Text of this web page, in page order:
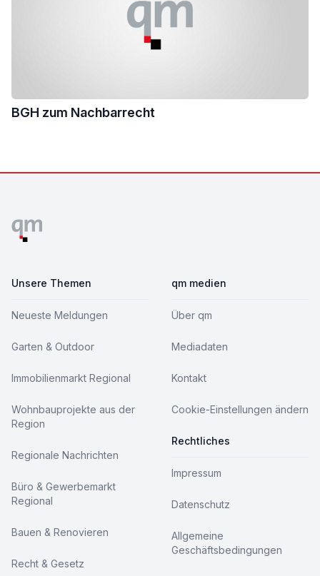
BGH zum Nachbarrecht
Unsere Themen
Neueste Meldungen
Garten & Outdoor
Immobilienmarkt Regional
Wohnbauprojekte aus der
Region
Regionale Nachrichten
Büro & Gewerbemarkt
Regional
Bauen & Renovieren
Recht & Gesetz
qm medien
Über qm
Mediadaten
Kontakt
Cookie-Einstellungen ändern
Rechtliches
Impressum
Datenschutz
Allgemeine
Geschäftsbedingungen